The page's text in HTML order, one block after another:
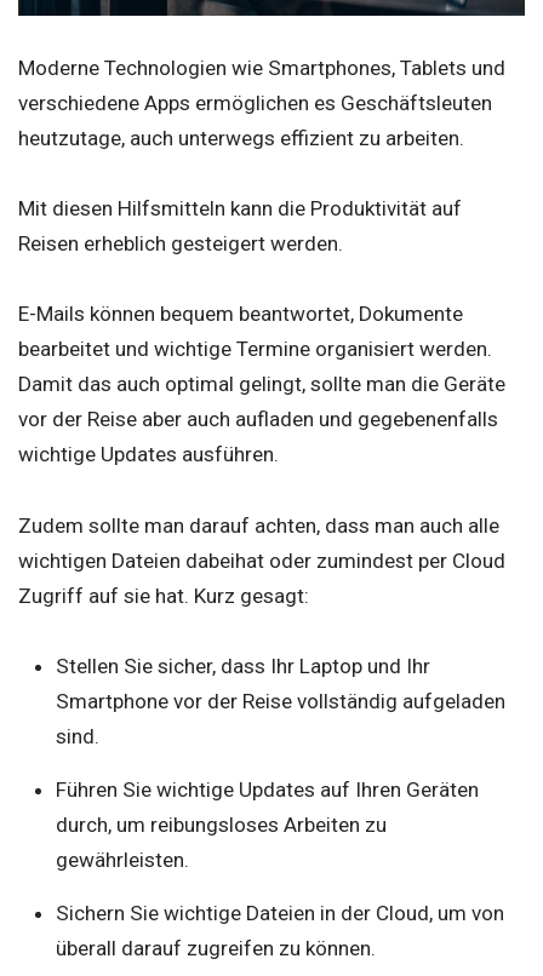
Moderne Technologien wie Smartphones, Tablets und
verschiedene Apps ermöglichen es Geschäftsleuten
heutzutage, auch unterwegs effizient zu arbeiten.
Mit diesen Hilfsmitteln kann die Produktivität auf
Reisen erheblich gesteigert werden.
E-Mails können bequem beantwortet, Dokumente
bearbeitet und wichtige Termine organisiert werden.
Damit das auch optimal gelingt, sollte man die Geräte
vor der Reise aber auch aufladen und gegebenenfalls
wichtige Updates ausführen.
Zudem sollte man darauf achten, dass man auch alle
wichtigen Dateien dabeihat oder zumindest per Cloud
Zugriff auf sie hat. Kurz gesagt:
Stellen Sie sicher, dass Ihr Laptop und Ihr
Smartphone vor der Reise vollständig aufgeladen
sind.
Führen Sie wichtige Updates auf Ihren Geräten
durch, um reibungsloses Arbeiten zu
gewährleisten.
Sichern Sie wichtige Dateien in der Cloud, um von
überall darauf zugreifen zu können.